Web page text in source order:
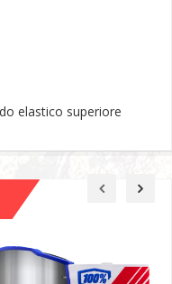
elastico superiore